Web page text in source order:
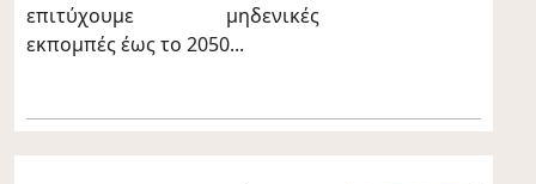
επιτύχουμε μηδενικές
εκπομπές έως το 2050...